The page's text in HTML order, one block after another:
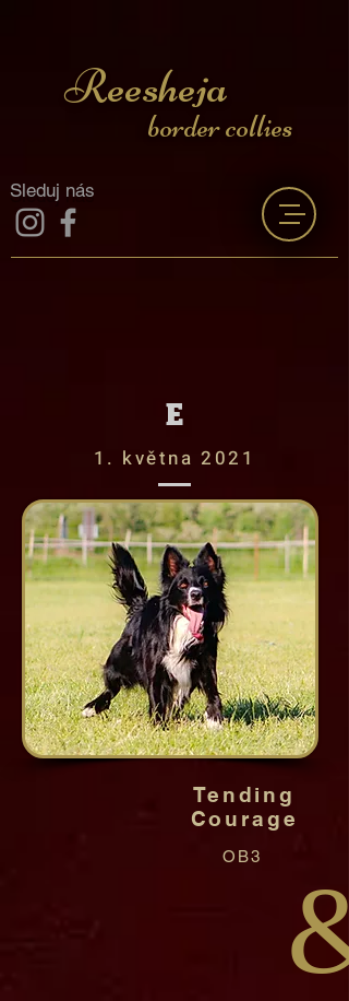
Sleduj nás
Reesheja
border collies
E
1. května 2021
Tending
Courage
OB3
&